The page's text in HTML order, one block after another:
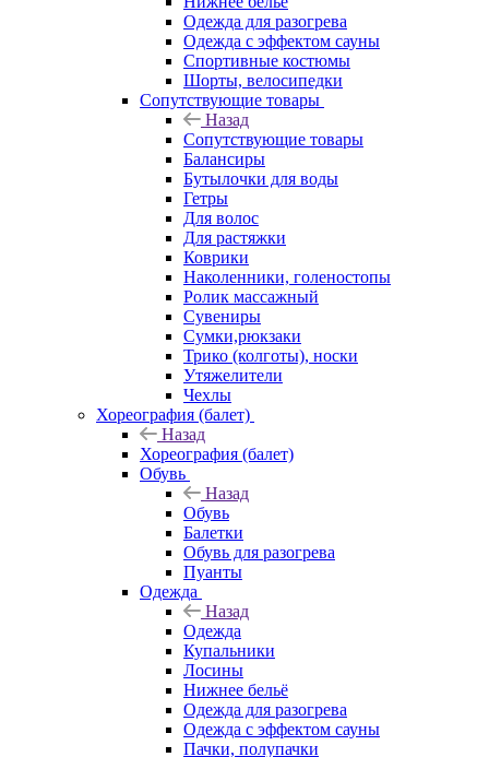
Одежда для разогрева
Одежда с эффектом сауны
Спортивные костюмы
Шорты, велосипедки
Сопутствующие товары
Назад
Сопутствующие товары
Балансиры
Бутылочки для воды
Гетры
Для волос
Для растяжки
Коврики
Наколенники, голеностопы
Ролик массажный
Сувениры
Сумки,рюкзаки
Трико (колготы), носки
Утяжелители
Чехлы
Хореография (балет)
Назад
Хореография (балет)
Обувь
Назад
Обувь
Балетки
Обувь для разогрева
Пуанты
Одежда
Назад
Одежда
Купальники
Лосины
Нижнее бельё
Одежда для разогрева
Одежда с эффектом сауны
Пачки, полупачки